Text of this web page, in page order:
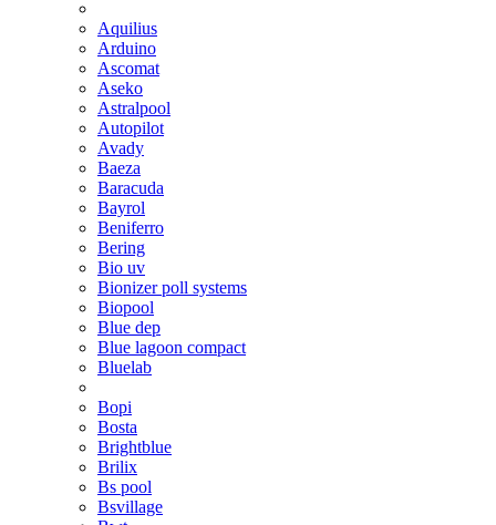
Aquilius
Arduino
Ascomat
Aseko
Astralpool
Autopilot
Avady
Baeza
Baracuda
Bayrol
Beniferro
Bering
Bio uv
Bionizer poll systems
Biopool
Blue dep
Blue lagoon compact
Bluelab
Bopi
Bosta
Brightblue
Brilix
Bs pool
Bsvillage